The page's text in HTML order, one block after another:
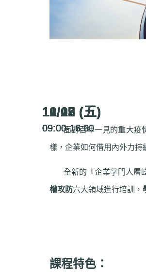
面對百年一見的重大疫情
樣，企業如何借用內外力持
全新的『企業掌門人層
權攻防六大領域進行培訓，
課程特色：
10/08 (五)
09:00-16:30
10/22 (五)
09:00-17:00
11/05 (五)
09:00-16:30
11/19 (五)
09:00-16:30
12/03 (五)
09:00-16:30
12/17 (五)
09:00-16:30